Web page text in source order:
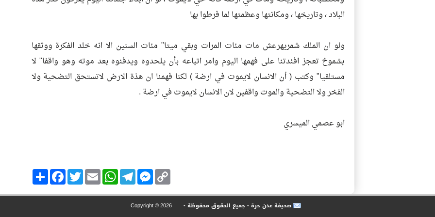
البلاد ، وتاريخها ، ومكانتها وعظمتها لما فرطوا بها
ولو ان الملك شمريهرعش مات مئات المرات وبقي ميتا" مئات السنين الا انه خلد الفكرة ووثقها
بشموخ تعجز افئدتنا على فهمها اليوم وامر اتباعه بأن يلحدوه ويدفنوه بعد موته وهو واقفا" لا
مستلقيا" وكتب ( أن الانسان لايموت في ارضة ) لكنا فهمنا ان هذة الارض لاتستحق التضحية ولا
الفخر ولا التضحية والموت واقفين لان الانسان لايموت في ارضة .
ابو عصمي الميسري
انشر
FacebookTwitterEmail
WhatsAppTelegram
MessengerCopy
Link
صحيفة عدن حرة - جميع الحقوق محفوظة - Copyright ©2026